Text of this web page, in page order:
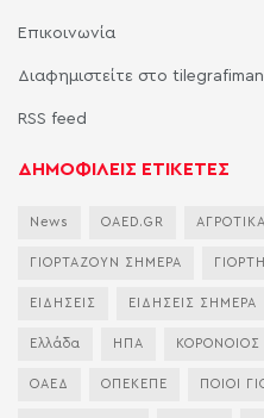
Επικοινωνία
Διαφημιστείτε στο
RSS feed
ΔΗΜΟΦΙΛΕΙΣ ΕΤΙΚΕΤΕΣ
News OAED.GR
ΓΙΟΡΤΑΖΟΥΝ ΣΗΜΕΡΑ
ΕΙΔΗΣΕΙΣ ΕΙΔΗΣΕΙΣ ΣΗΜΕΡΑ
Ελλάδα ΗΠΑ ΚΟΡΟΝΟΙΟΣ
ΟΑΕΔ ΟΠΕΚΕΠΕ ΠΟΙΟΙ